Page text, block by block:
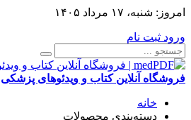
امروز: شنبه، ۱۷ مرداد ۱۴۰۵
ورود ثبت نام
فروشگاه آنلاین کتاب و ویدئوهای پزشکی
خانه
دسته‌بندی محصولات